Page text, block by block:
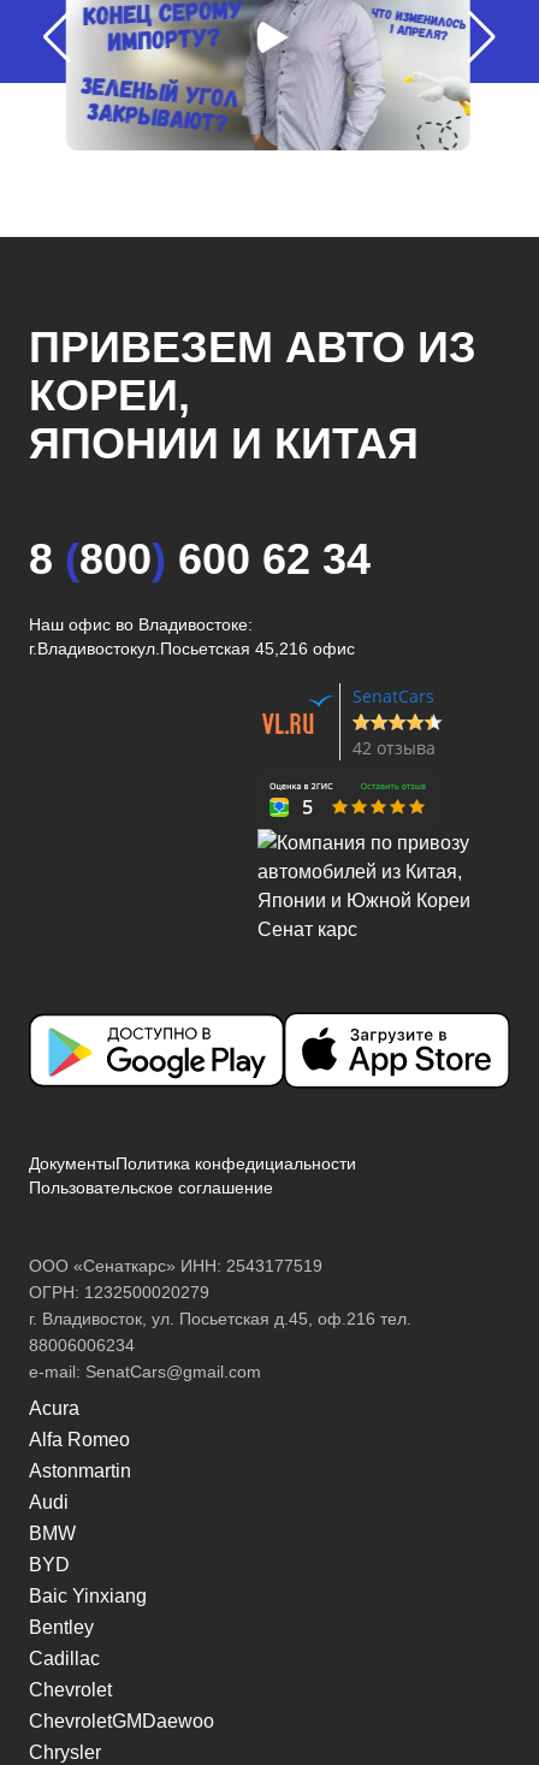
ПРИВЕЗЕМ АВТО ИЗ
КОРЕИ,
ЯПОНИИ И КИТАЯ
8 (800) 600 62 34
Наш офис во Владивостоке:
г.Владивостокул.Посьетская 45,216 офис
SenatCars
42 отзыва
ДокументыПолитика конфедициальности
Пользовательское соглашение
ООО «Сенаткарс» ИНН: 2543177519
ОГРН: 1232500020279
г. Владивосток, ул. Посьетская д.45, оф.216 тел.
88006006234
e-mail: SenatCars@gmail.com
Acura
Alfa Romeo
Astonmartin
Audi
BMW
BYD
Baic Yinxiang
Bentley
Cadillac
Chevrolet
ChevroletGMDaewoo
Chrysler